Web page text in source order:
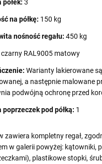
półek: 3
na półkę: 150 kg
nośność regału: 450 kg
czarny RAL9005 matowy
Warianty lakierowane
a następnie malowane
podwójną ochronę przed
poprzeczek pod półką: 1
zawiera kompletny regał,
w galerii powyżej: kątowniki,
plastikowe stopki,